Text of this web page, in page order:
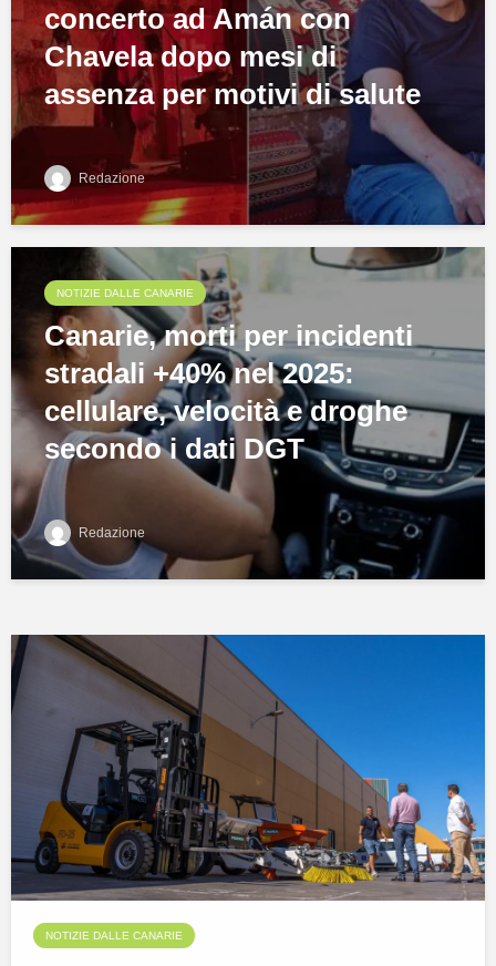
concerto ad Amán con
Chavela dopo mesi di
assenza per motivi di salute
Redazione
NOTIZIE DALLE CANARIE
Canarie, morti per incidenti
stradali +40% nel 2025:
cellulare, velocità e droghe
secondo i dati DGT
Redazione
NOTIZIE DALLE CANARIE